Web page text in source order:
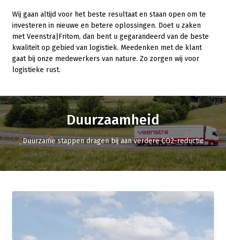
Wij gaan altijd voor het beste resultaat en staan open om te
investeren in nieuwe en betere oplossingen. Doet u zaken
met Veenstra|Fritom, dan bent u gegarandeerd van de beste
kwaliteit op gebied van logistiek. Meedenken met de klant
gaat bij onze medewerkers van nature. Zo zorgen wij voor
logistieke rust.
Duurzaamheid
Duurzame stappen dragen bij aan verdere CO2-reductie